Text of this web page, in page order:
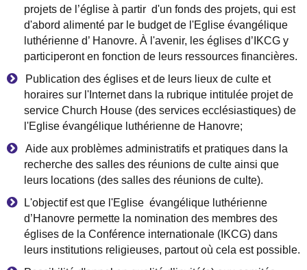
projets de l ’église à partir d'un fonds des projets, qui est
d'abord alimenté par le budget de l'Eglise évangé lique
luthérienne d’ Hanovre. À l'avenir, les églises d’ IKCG y
participeront en fonction de leurs ressources financières.
Publication des églises et de leurs lieux de culte et
horaires sur l'Internet dans la rubrique intitul ée projet de
service Church House (des services eccl ésiastiques) de
l'Eglise évangé lique luthérienne de Hanovre;
Aide aux probl èmes administratifs et pratiques dans la
recherche des salles des réunions de culte ainsi que
leurs locations (des salles des réunions de culte).
L'objectif est que l'Eglise évangé lique luthérienne
d’Hanovre permette la nomination des membres des
églises de la Conférence internationale (IKCG) dans
leurs institutions religieuses, partout où cela est possible.